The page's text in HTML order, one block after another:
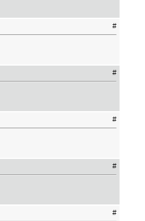
#
#
#
#
#